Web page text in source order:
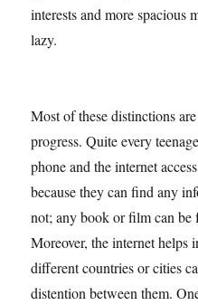
interests and more spacious
lazy.
Most of these distinctions
progress. Quite every
phone and the internet
because they can find any
not; any book or film can be
Moreover, the internet helps
different countries or cities
distention between them.